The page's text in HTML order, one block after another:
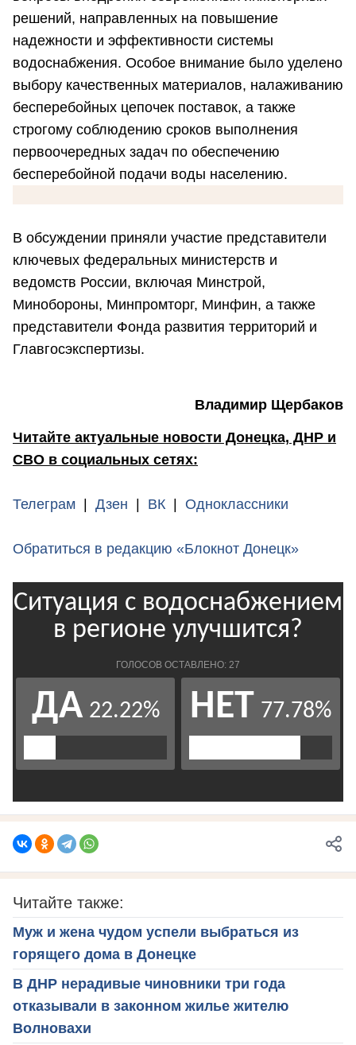
решений, направленных на повышение
надежности и эффективности системы
водоснабжения. Особое внимание было уделено
выбору качественных материалов, налаживанию
бесперебойных цепочек поставок, а также
строгому соблюдению сроков выполнения
первоочередных задач по обеспечению
бесперебойной подачи воды населению.
В обсуждении приняли участие представители
ключевых федеральных министерств и
ведомств России, включая Минстрой,
Минобороны, Минпромторг, Минфин, а также
представители Фонда развития территорий и
Главгосэкспертизы.
Владимир Щербаков
Читайте актуальные новости Донецка, ДНР и
СВО в социальных сетях:
Телеграм Дзен ВК Одноклассники
Обратиться в редакцию «Блокнот Донецк»
Читайте также:
Муж и жена чудом успели выбраться из
горящего дома в Донецке
В ДНР нерадивые чиновники три года
отказывали в законном жилье жителю
Волновахи